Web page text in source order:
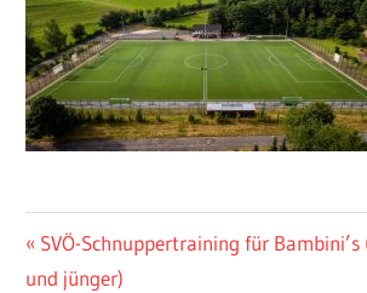
Beitragsnavigation
Vorheriger
Beitrag:
SVÖ-Schnuppertraining für
und jünger)